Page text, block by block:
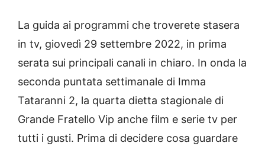
La guida ai programmi che troverete stasera
in tv, giovedì 29 settembre 2022, in prima
serata sui principali canali in chiaro. In onda la
seconda puntata settimanale di Imma
Tataranni 2, la quarta dietta stagionale di
Grande Fratello Vip anche film e serie tv per
tutti i gusti. Prima di decidere cosa guardare